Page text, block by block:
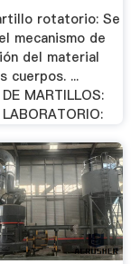
rotatorio: Se
mecanismo de
del material
cuerpos. ...
MARTILLOS: